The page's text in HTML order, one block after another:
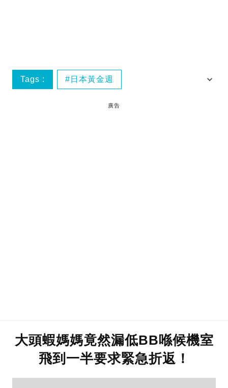
Tags : 日本黃金週
日本假期
廣告
大頭蝦媽媽竟然漏低BB喺候機室
飛到一半要求緊急折返！